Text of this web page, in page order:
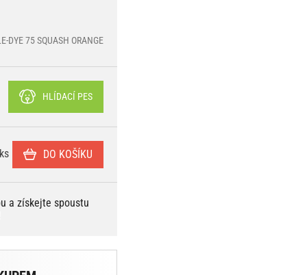
DYE 75 SQUASH ORANGE
HLÍDACÍ PES
ks DO KOŠÍKU
a získejte spoustu